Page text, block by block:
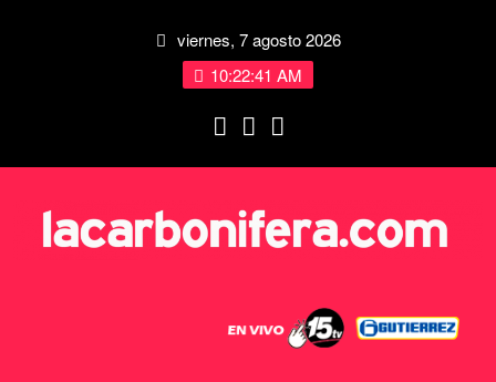
viernes, 7 agosto 2026
10:22:42 AM